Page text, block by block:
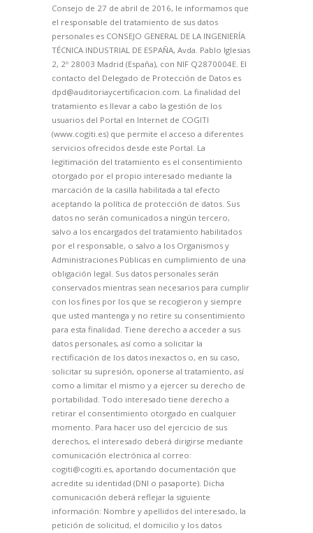
Consejo de 27 de abril de 2016, le informamos que
el responsable del tratamiento de sus datos
personales es CONSEJO GENERAL DE LA INGENIERÍA
TÉCNICA INDUSTRIAL DE ESPAÑA, Avda. Pablo Iglesias
2, 2º 28003 Madrid (España), con NIF Q2870004E. El
contacto del Delegado de Protección de Datos es
dpd@auditoriaycertificacion.com. La finalidad del
tratamiento es llevar a cabo la gestión de los
usuarios del Portal en Internet de COGITI
(www.cogiti.es) que permite el acceso a diferentes
servicios ofrecidos desde este Portal. La
legitimación del tratamiento es el consentimiento
otorgado por el propio interesado mediante la
marcación de la casilla habilitada a tal efecto
aceptando la política de protección de datos. Sus
datos no serán comunicados a ningún tercero,
salvo a los encargados del tratamiento habilitados
por el responsable, o salvo a los Organismos y
Administraciones Públicas en cumplimiento de una
obligación legal. Sus datos personales serán
conservados mientras sean necesarios para cumplir
con los fines por los que se recogieron y siempre
que usted mantenga y no retire su consentimiento
para esta finalidad. Tiene derecho a acceder a sus
datos personales, así como a solicitar la
rectificación de los datos inexactos o, en su caso,
solicitar su supresión, oponerse al tratamiento, así
como a limitar el mismo y a ejercer su derecho de
portabilidad. Todo interesado tiene derecho a
retirar el consentimiento otorgado en cualquier
momento. Para hacer uso del ejercicio de sus
derechos, el interesado deberá dirigirse mediante
comunicación electrónica al correo:
cogiti@cogiti.es, aportando documentación que
acredite su identidad (DNI o pasaporte). Dicha
comunicación deberá reflejar la siguiente
información: Nombre y apellidos del interesado, la
petición de solicitud, el domicilio y los datos